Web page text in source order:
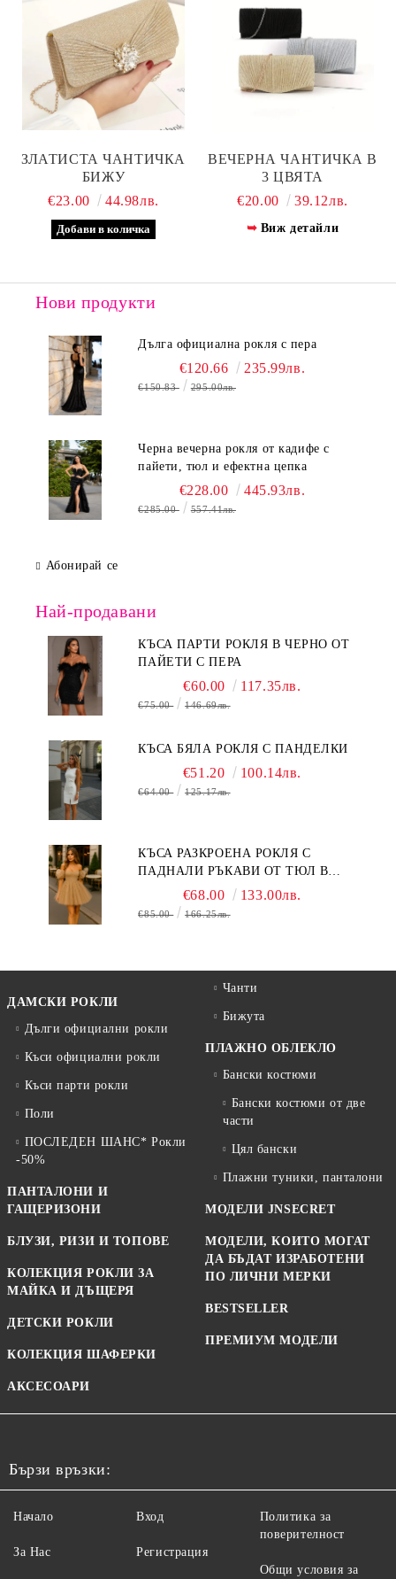
ЗЛАТИСТА ЧАНТИЧКА
БИЖУ
€23.00
44.98лв.
ВЕЧЕРНА ЧАНТИЧКА В
3 ЦВЯТА
€20.00
39.12лв.
Виж детайли
Нови продукти
Дълга официална рокля с пера
€120.66 235.99лв.
€150.83 295.00лв.
Черна вечерна рокля от кадифе с
пайети, тюл и ефектна цепка
€228.00 445.93лв.
€285.00 557.41лв.
Абонирай се
Най-продавани
КЪСА ПАРТИ РОКЛЯ В ЧЕРНО ОТ
ПАЙЕТИ С ПЕРА
€60.00 117.35лв.
€75.00 146.69лв.
КЪСА БЯЛА РОКЛЯ С ПАНДЕЛКИ
€51.20 100.14лв.
€64.00 125.17лв.
КЪСА РАЗКРОЕНА РОКЛЯ С
ПАДНАЛИ РЪКАВИ ОТ ТЮЛ В
БЕЖОВО€68.00 133.00лв.
€85.00 166.25лв.
ДАМСКИ РОКЛИ
Дълги официални рокли
Къси официални рокли
Къси парти рокли
Поли
ПОСЛЕДЕН ШАНС* Рокли
-50%
ПАНТАЛОНИ И
ГАЩЕРИЗОНИ
БЛУЗИ, РИЗИ И ТОПОВЕ
КОЛЕКЦИЯ РОКЛИ ЗА
МАЙКА И ДЪЩЕРЯ
ДЕТСКИ РОКЛИ
КОЛЕКЦИЯ ШАФЕРКИ
АКСЕСОАРИ
Чанти
Бижута
ПЛАЖНО ОБЛЕКЛО
Бански костюми
Бански костюми от две
части
Цял бански
Плажни туники, панталони
МОДЕЛИ JNSECRET
МОДЕЛИ, КОИТО МОГАТ
ДА БЪДАТ ИЗРАБОТЕНИ
ПО ЛИЧНИ МЕРКИ
BESTSELLER
ПРЕМИУМ МОДЕЛИ
Бързи връзки:
Начало
За Нас
Вход
Регистрация
Политика за
поверителност
Общи условия за